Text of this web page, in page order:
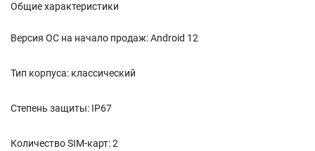
Общие характеристики
Версия ОС на начало продаж: Android 12
Тип корпуса: классический
Степень защиты: IP67
Количество SIM-карт: 2